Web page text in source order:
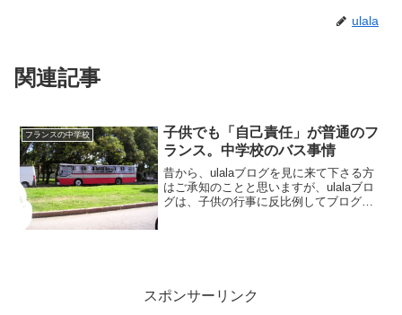
ulala
関連記事
フランスの中学校
子供でも「自己責任」が普通のフ
ランス。中学校のバス事情
昔から、ulalaブログを見に来て下さる方
はご承知のことと思いますが、ulalaブロ
グは、子供の行事に反比例してブログが
スポンサーリンク